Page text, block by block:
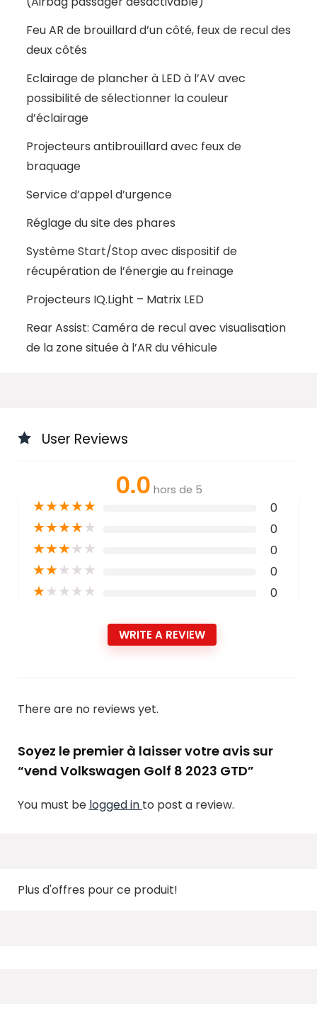
Feu AR de brouillard d’un côté, feux de recul des
deux côtés
Eclairage de plancher à LED à l’AV avec
possibilité de sélectionner la couleur
d’éclairage
Projecteurs antibrouillard avec feux de
braquage
Service d’appel d’urgence
Réglage du site des phares
Système Start/Stop avec dispositif de
récupération de l’énergie au freinage
Projecteurs IQ.Light – Matrix LED
Rear Assist: Caméra de recul avec visualisation
de la zone située à l’AR du véhicule
User Reviews
0.0 hors de 5
★★★★★ 0
★★★★★ 0
★★★★★ 0
★★★★★ 0
★★★★★ 0
WRITE A REVIEW
There are no reviews yet.
Soyez le premier à laisser votre avis sur
“vend Volkswagen Golf 8 2023 GTD”
You must be logged in to post a review.
Plus d'offres pour ce produit!